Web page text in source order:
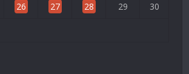
26 27 28 29 30